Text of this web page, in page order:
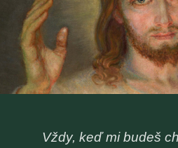
Vždy, keď mi budeš